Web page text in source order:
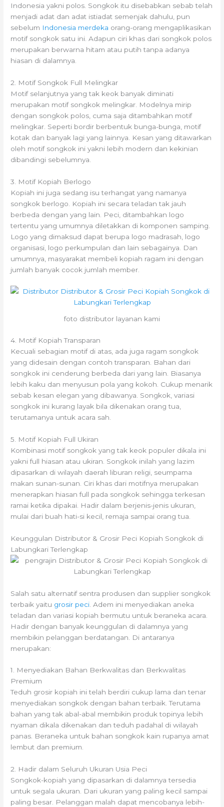
Indonesia yakni polos. Songkok itu disebabkan sebab telah
menjadi adat dan adat istiadat semenjak dahulu, pun
sebelum Indonesia merdeka orang-orang mengaplikasikan
motif songkok satu ini. Adapun ciri khas dari songkok polos
merupakan berwarna hitam atau putih tanpa adanya
hiasan di dalamnya.
2. Motif Songkok Full Melingkar
Motif selanjutnya yang tak keok banyak diminati
merupakan motif songkok melingkar. Modelnya mirip
dengan songkok polos, cuma saja ditambahkan motif
melingkar. Seperti bordir berbentuk bunga-bunga, motif
kotak dan banyak lagi yang lainnya. Kesan yang ditawarkan
oleh motif songkok ini yakni lebih modern dan kekinian
dibandingi sebelumnya.
3. Motif Kopiah Berlogo
Kopiah ini juga sedang isu terhangat yang namanya
songkok berlogo. Kopiah ini secara teladan tak jauh
berbeda dengan yang lain. Peci, ditambahkan logo
tertentu yang umumnya diletakkan di komponen samping.
Logo yang dimaksud dapat berupa logo madrasah, logo
organisasi, logo perkumpulan dan lain sebagainya. Dan
umumnya, masyarakat membeli kopiah ragam ini dengan
jumlah banyak cocok jumlah member.
foto distributor layanan kami
4. Motif Kopiah Transparan
Kecuali sebagian motif di atas, ada juga ragam songkok
yang didesain dengan contoh transparan. Bahan dari
songkok ini cenderung berbeda dari yang lain. Biasanya
lebih kaku dan menyusun pola yang kokoh. Cukup menarik
sebab kesan elegan yang dibawanya. Songkok, variasi
songkok ini kurang layak bila dikenakan orang tua,
terutamanya untuk acara sah.
5. Motif Kopiah Full Ukiran
Kombinasi motif songkok yang tak keok populer dikala ini
yakni full hiasan atau ukiran. Songkok inilah yang lazim
dipasarkan di wilayah daerah liburan religi, seumpama
makan sunan-sunan. Ciri khas dari motifnya merupakan
menerapkan hiasan full pada songkok sehingga terkesan
ramai ketika dipakai. Hadir dalam berjenis-jenis ukuran,
mulai dari buah hati-si kecil, remaja sampai orang tua.
Keunggulan Distributor & Grosir Peci Kopiah Songkok di
Labungkari Terlengkap
Salah satu alternatif sentra produsen dan supplier songkok
terbaik yaitu grosir peci . Adem ini menyediakan aneka
teladan dan variasi kopiah bermutu untuk beraneka acara.
Hadir dengan banyak keunggulan di dalamnya yang
membikin pelanggan berdatangan. Di antaranya
merupakan:
1. Menyediakan Bahan Berkwalitas dan Berkwalitas
Premium
Teduh grosir kopiah ini telah berdiri cukup lama dan tenar
menyediakan songkok dengan bahan terbaik. Terutama
bahan yang tak abal-abal membikin produk topinya lebih
nyaman dikala dikenakan dan teduh padahal di wilayah
panas. Beraneka untuk bahan songkok kain rupanya amat
lembut dan premium.
2. Hadir dalam Seluruh Ukuran Usia Peci
Songkok-kopiah yang dipasarkan di dalamnya tersedia
untuk segala ukuran. Dari ukuran yang paling kecil sampai
paling besar. Pelanggan malah dapat mencobanya lebih-